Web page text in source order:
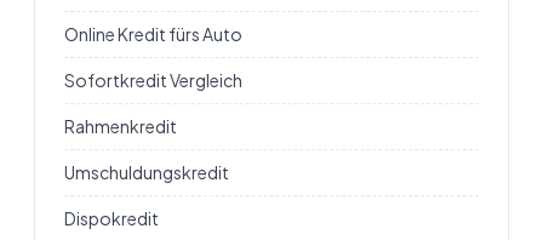
Online Kredit fürs Auto
Sofortkredit Vergleich
Rahmenkredit
Umschuldungskredit
Dispokredit